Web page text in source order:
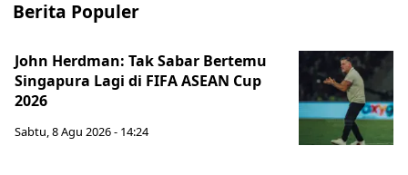
Berita Populer
John Herdman: Tak Sabar Bertemu
Singapura Lagi di FIFA ASEAN Cup
2026
Sabtu, 8 Agu 2026 - 14:24